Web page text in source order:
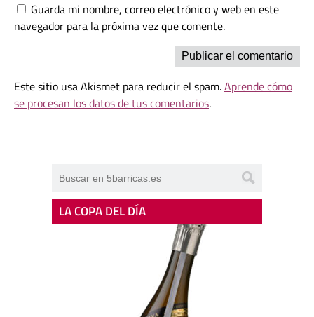
Guarda mi nombre, correo electrónico y web en este
navegador para la próxima vez que comente.
Este sitio usa Akismet para reducir el spam.Aprende cómo
se procesan los datos de tus comentarios.
LA COPA DEL DÍA